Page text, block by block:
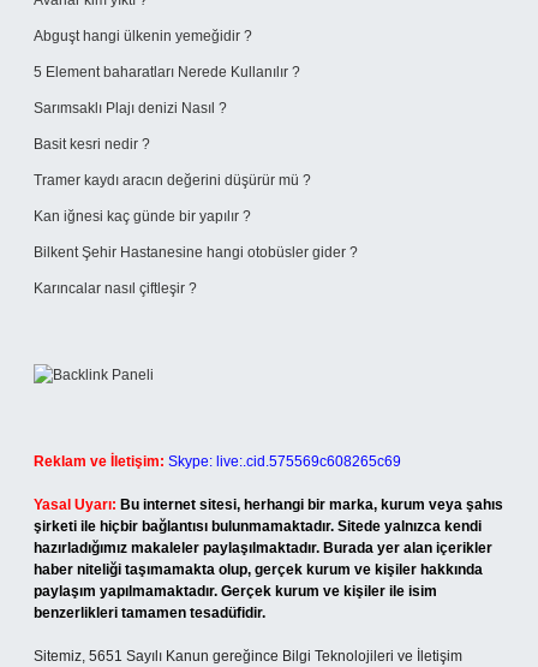
Abguşt hangi ülkenin yemeğidir ?
5 Element baharatları Nerede Kullanılır ?
Sarımsaklı Plajı denizi Nasıl ?
Basit kesri nedir ?
Tramer kaydı aracın değerini düşürür mü ?
Kan iğnesi kaç günde bir yapılır ?
Bilkent Şehir Hastanesine hangi otobüsler gider ?
Karıncalar nasıl çiftleşir ?
Reklam ve İletişim: Skype: live:.cid.575569c608265c69
Yasal Uyarı: Bu internet sitesi, herhangi bir marka, kurum veya şahıs
şirketi ile hiçbir bağlantısı bulunmamaktadır. Sitede yalnızca kendi
hazırladığımız makaleler paylaşılmaktadır. Burada yer alan içerikler
haber niteliği taşımamakta olup, gerçek kurum ve kişiler hakkında
paylaşım yapılmamaktadır. Gerçek kurum ve kişiler ile isim
benzerlikleri tamamen tesadüfidir.
Sitemiz, 5651 Sayılı Kanun gereğince Bilgi Teknolojileri ve İletişim